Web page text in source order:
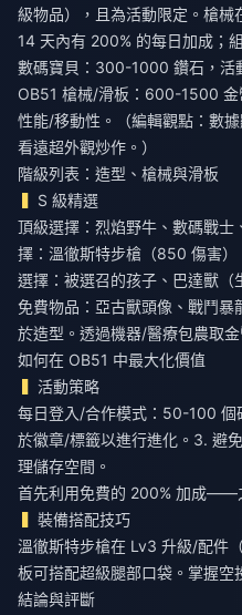
級物品），且為活動限定。槍
14 天內有 200% 的每日加成；
數碼寶貝：300-1000 鑽石，活
OB51 槍械/滑板：600-1500 金
性能/移動性。（編輯觀點：數
看遠超外觀炒作。）
階級列表：造型、槍械與滑板
S 級精選
頂級選擇：烈焰野牛、數碼戰
擇：溫徹斯特步槍（850 傷害
選擇：被選召的孩子、巴達獸（
免費物品：亞古獸頭像、戰鬥
於造型。透過機器/醫療包農取
如何在 OB51 中最大化價值
活動策略
每日登入/合作模式：50-100 個
於徽章/標籤以進行進化。3. 避
理儲存空間。
首先利用免費的 200% 加成——
裝備搭配技巧
溫徹斯特步槍在 Lv3 升級/配件
板可搭配超級腿部口袋。掌握空
結論與評斷